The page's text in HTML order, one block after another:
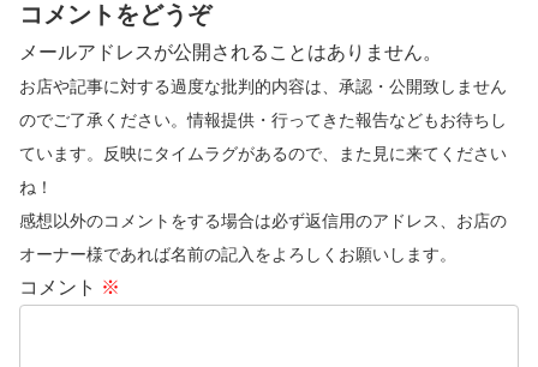
コメントをどうぞ
メールアドレスが公開されることはありません。
お店や記事に対する過度な批判的内容は、承認・公開致しません
のでご了承ください。情報提供・行ってきた報告などもお待ちし
ています。反映にタイムラグがあるので、また見に来てください
ね！
感想以外のコメントをする場合は必ず返信用のアドレス、お店の
オーナー様であれば名前の記入をよろしくお願いします。
コメント ※